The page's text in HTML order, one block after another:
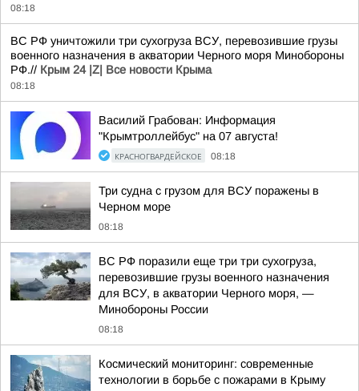
08:18
ВС РФ уничтожили три сухогруза ВСУ, перевозившие грузы
военного назначения в акватории Черного моря Минобороны
РФ.// Крым 24 |Z| Все новости Крыма
08:18
Василий Грабован: Информация
"Крымтроллейбус" на 07 августа!
КРАСНОГВАРДЕЙСКОЕ 08:18
Три судна с грузом для ВСУ поражены в
Черном море
08:18
ВС РФ поразили еще три три сухогруза,
перевозившие грузы военного назначения
для ВСУ, в акватории Черного моря, —
Минобороны России
08:18
Космический мониторинг: современные
технологии в борьбе с пожарами в Крыму